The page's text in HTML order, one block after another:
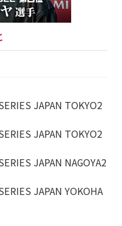
JAPAN TOKYO2
JAPAN TOKYO2
JAPAN NAGOYA2
JAPAN YOKOHA